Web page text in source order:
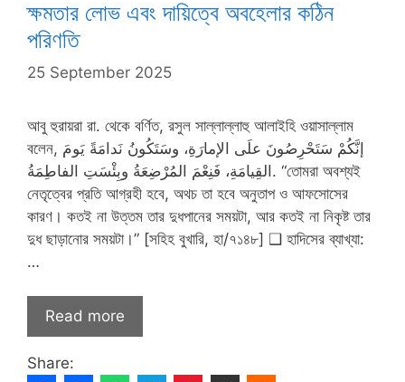
ক্ষমতার লোভ এবং দায়িত্বে অবহেলার কঠিন
পরিণতি
25 September 2025
আবু হুরায়রা রা. থেকে বর্ণিত, রসুল সাল্লাল্লাহু আলাইহি ওয়াসাল্লাম
বলেন, إنَّكُمْ سَتَحْرِصُونَ علَى الإمارَةِ، وسَتَكُونُ نَدامَةً يَومَ
القِيامَةِ، فَنِعْمَ المُرْضِعَةُ وبِئْسَتِ الفاطِمَةُ. “তোমরা অবশ্যই
নেতৃত্বের প্রতি আগ্রহী হবে, অথচ তা হবে অনুতাপ ও আফসোসের
কারণ। কতই না উত্তম তার দুধপানের সময়টা, আর কতই না নিকৃষ্ট তার
দুধ ছাড়ানোর সময়টা।” [সহিহ বুখারি, হা/৭১৪৮] ❑ হাদিসের ব্যাখ্যা:
…
Read more
Share: